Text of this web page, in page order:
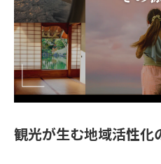
会社
観光が生む地域活性化